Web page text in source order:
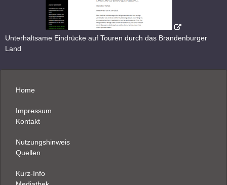
Unterhaltsame Eindrücke auf Touren durch das Brandenburger
Land
Home
Impressum
Kontakt
Nutzungshinweis
Quellen
Kurz-Info